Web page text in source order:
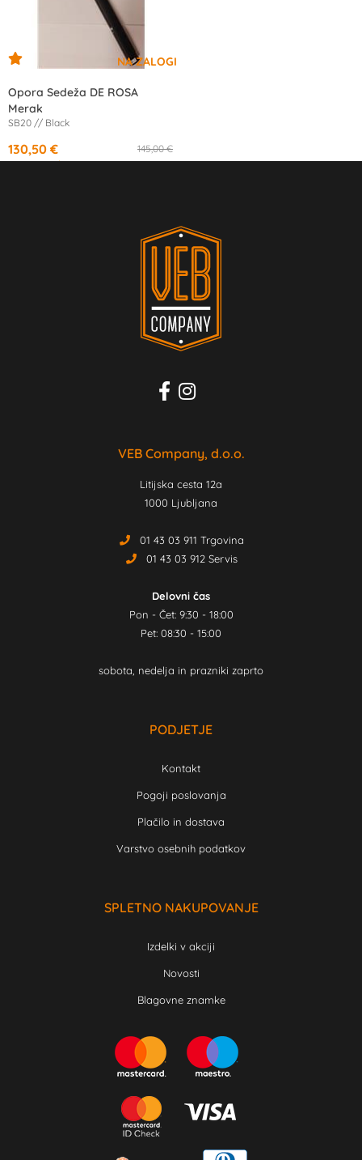
Opora Sedeža DE ROSA
Merak
SB20 // Black
145,00 €
130,50 €
od12,21 €/mesec
VEB Company, d.o.o.
Litijska cesta 12a
1000 Ljubljana
01 43 03 911 Trgovina
01 43 03 912 Servis
Delovni čas
Pon - Čet: 9:30 - 18:00
Pet: 08:30 - 15:00
sobota, nedelja in prazniki zaprto
PODJETJE
Kontakt
Pogoji poslovanja
Plačilo in dostava
Varstvo osebnih podatkov
SPLETNO NAKUPOVANJE
Izdelki v akciji
Novosti
Blagovne znamke